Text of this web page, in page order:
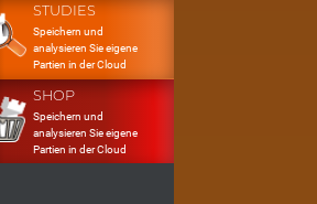
STUDIES
Speichern und
analysieren Sie eigene
Partien in der Cloud
SHOP
Speichern und
analysieren Sie eigene
Partien in der Cloud